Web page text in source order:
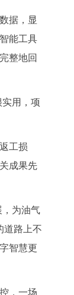
据，显
能工具
整地回
用，项
工损
成果先
为油气
道路上不
智慧更
，一场